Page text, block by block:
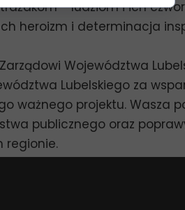
- ludziom i ich
heroizm i determinacja
Województwa
Lubelskiego za
ważnego projektu. Wasza
publicznego oraz
regionie.